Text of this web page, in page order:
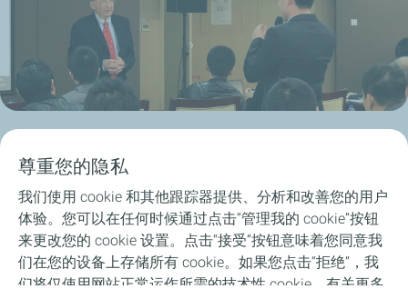
首页
道达尔能源在中国
尊重您的隐私
我们使用 cookie 和其他跟踪器提供、分析和改善您的用户
体验。您可以在任何时候通过点击“管理我的 cookie”按钮
来更改您的 cookie 设置。点击“接受”按钮意味着您同意我
们在您的设备上存储所有 cookie。如果您点击“拒绝”，我
们将仅使用网站正常运作所需的技术性 cookie。有关更多